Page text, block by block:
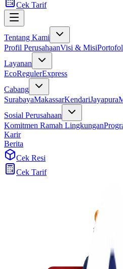
Cek Tarif
Tentang Kami
Profil PerusahaanVisi & Misi
Layanan
EcoRegulerExpress
Cabang
SurabayaMakassarKendariJayapura
Sosial Perusahaan
Komitmen Ramah Lingkungan
Karir
Berita
Cek Resi
Cek Tarif